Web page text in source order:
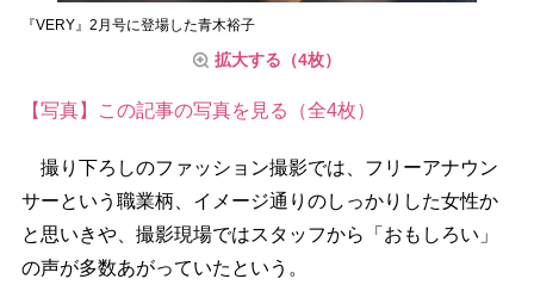
『VERY』2月号に登場した青木裕子
拡大する（4枚）
【写真】この記事の写真を見る（全4枚）
撮り下ろしのファッション撮影では、フリーアナウン
サーという職業柄、イメージ通りのしっかりした女性か
と思いきや、撮影現場ではスタッフから「おもしろい」
の声が多数あがっていたという。